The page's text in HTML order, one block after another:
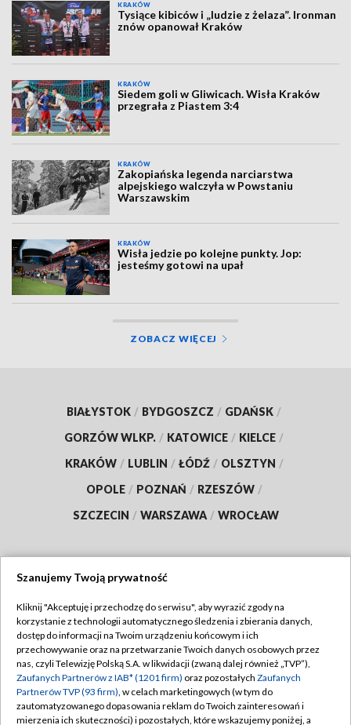
KRAKÓW
Tysiące kibiców i „ludzie z żelaza”. Ironman
znów opanował Kraków
KRAKÓW
Siedem goli w Gliwicach. Wisła Kraków
przegrała z Piastem 3:4
KRAKÓW
Zakopiańska legenda narciarstwa
alpejskiego walczyła w Powstaniu
Warszawskim
KRAKÓW
Wisła jedzie po kolejne punkty. Jop:
jesteśmy gotowi na upał
ZOBACZ WIĘCEJ
BIAŁYSTOK / BYDGOSZCZ / GDAŃSK /
GORZÓW WLKP. / KATOWICE / KIELCE /
KRAKÓW / LUBLIN / ŁÓDŹ / OLSZTYN /
OPOLE / POZNAŃ / RZESZÓW /
SZCZECIN / WARSZAWA / WROCŁAW
TVP
Abonament TVP
Emisja w TVP
Centrum informacji TVP
Regulamin TVP
Polityka prywatności
Moje zgody
Szanujemy Twoją prywatność
Kliknij "Akceptuję i przechodzę do serwisu", aby wyrazić zgody na
korzystanie z technologii automatycznego śledzenia i zbierania danych,
dostęp do informacji na Twoim urządzeniu końcowym i ich
przechowywanie oraz na przetwarzanie Twoich danych osobowych przez
nas, czyli Telewizję Polską S.A. w likwidacji (zwaną dalej również „TVP”),
Zaufanych Partnerów z IAB* (1201 firm) oraz pozostałych Zaufanych
Partnerów TVP (93 firm), w celach marketingowych (w tym do
zautomatyzowanego dopasowania reklam do Twoich zainteresowań i
mierzenia ich skuteczności) i pozostałych, które wskazujemy poniżej, a